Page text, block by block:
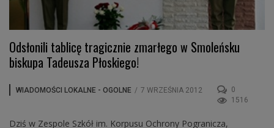
Odsłonili tablicę tragicznie zmarłego w Smoleńsku
biskupa Tadeusza Płoskiego!
WIADOMOŚCI LOKALNE - OGOLNE / 7 WRZEŚNIA 2012
0
1516
Dziś w Zespole Szkół im. Korpusu Ochrony Pogranicza,